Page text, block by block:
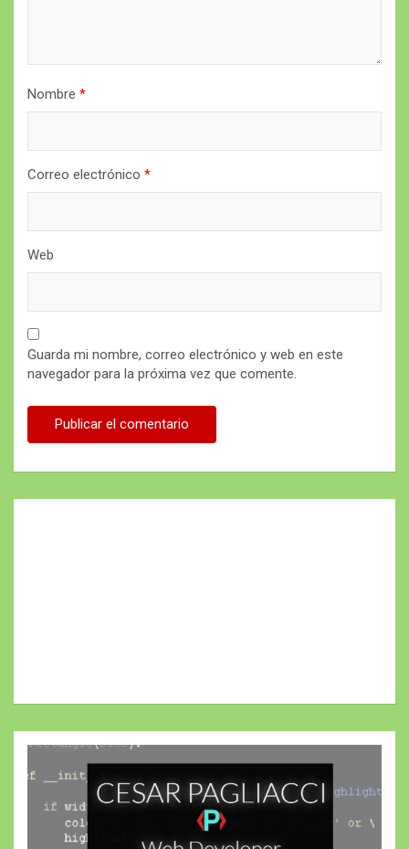
Nombre *
Correo electrónico *
Web
Guarda mi nombre, correo electrónico y web en este
navegador para la próxima vez que comente.